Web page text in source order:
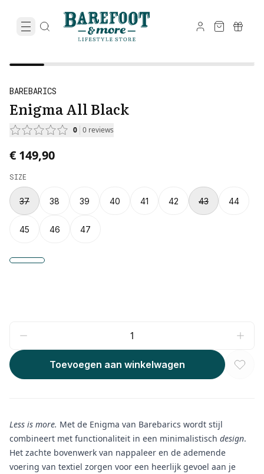
BAREBARICS
Enigma All Black
0 0 reviews
€ 149,90
SIZE
37 38 39 40 41 42 43 44
45 46 47
Toevoegen aan winkelwagen
Less is more. Met de Enigma van Barebarics wordt stijl
combineert met functionaliteit in een minimalistisch design.
Het zachte bovenwerk van nappaleer en de ademende
voering van textiel zorgen voor een heerlijk gevoel aan je